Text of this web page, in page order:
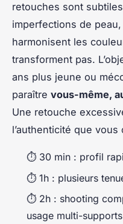
retouches sont
imperfections de
harmonisent les
transforment pas.
ans plus jeune ou
paraître vous-même,
Une retouche
l’authenticité que
⏱️ 30 min : profil
⏱️ 1h : plusieurs
⏱️ 2h : shooting
usage multi-supports